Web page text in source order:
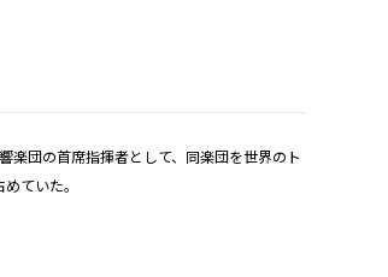
団の首席指揮者として、同楽団を世界のト
ていた。